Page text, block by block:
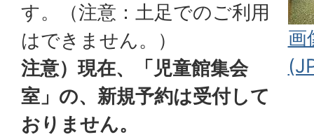
画
す。（注意：土足でのご利用
はできません。）
注意）現在、「児童館集会
室」の、新規予約は受付して
おりません。